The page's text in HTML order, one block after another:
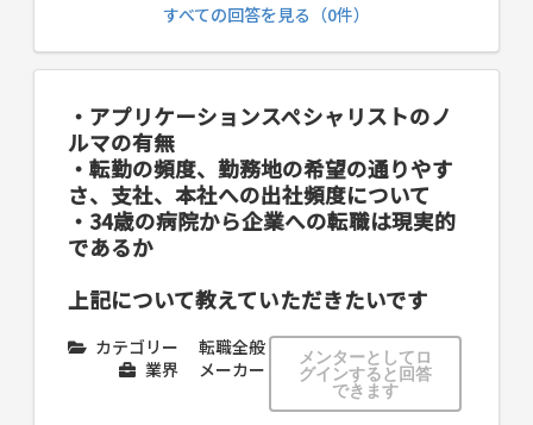
すべての回答を見る（0件）
・アプリケーションスペシャリストのノ
ルマの有無
・転勤の頻度、勤務地の希望の通りやす
さ、支社、本社への出社頻度について
・34歳の病院から企業への転職は現実的
であるか
上記について教えていただきたいです
カテゴリー
転職全般
業界
メーカー
メンターとしてロ
グインすると回答
できます